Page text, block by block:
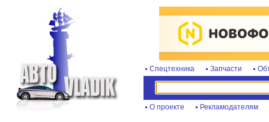
Спецтехника Запчасти
О проекте Рекламодателям